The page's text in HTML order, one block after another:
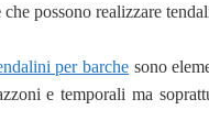
che possono realizzare
per barche sono
e temporali ma